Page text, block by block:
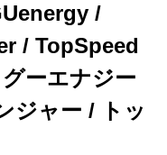
/
/ TopSpeed
ーエナジー
ジャー / トッ